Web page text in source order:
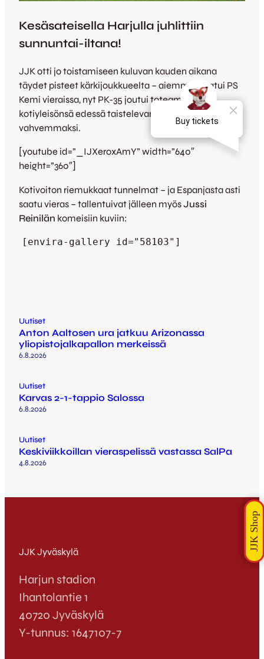
Kesäsateisella Harjulla juhlittiin
sunnuntai-iltana!
JJK otti jo toistamiseen kuluvan kauden aikana
täydet pisteet kärkijoukkueelta – aiemmin kaatui PS
Kemi vieraissa, nyt PK-35 joutui toteamaan
kotiyleisönsä edessä taistelevan Kettulauman
vahvemmaksi.
[youtube id=”_IJXeroxAmY” width=”640″
height=”360″]
Kotivoiton riemukkaat tunnelmat – ja Espanjasta asti
saatu vieras – tallentuivat jälleen myösJussi
Reinilän komeisiin kuviin:
[envira-gallery id="58103"]
Uutiset
Anton Aaltosen ura jatkuu Arizonassa
yliopistojalkapallon merkeissä
6.8.2026
Uutiset
Karvas 2-1-tappio Salossa
6.8.2026
Uutiset
Keskiviikkoillan vieraspelissä vastassa SalPa
4.8.2026
JJK Jyväskylä
Harjun stadion
Ihantolantie 1
40720 Jyväskylä
Y-tunnus: 1647107-7